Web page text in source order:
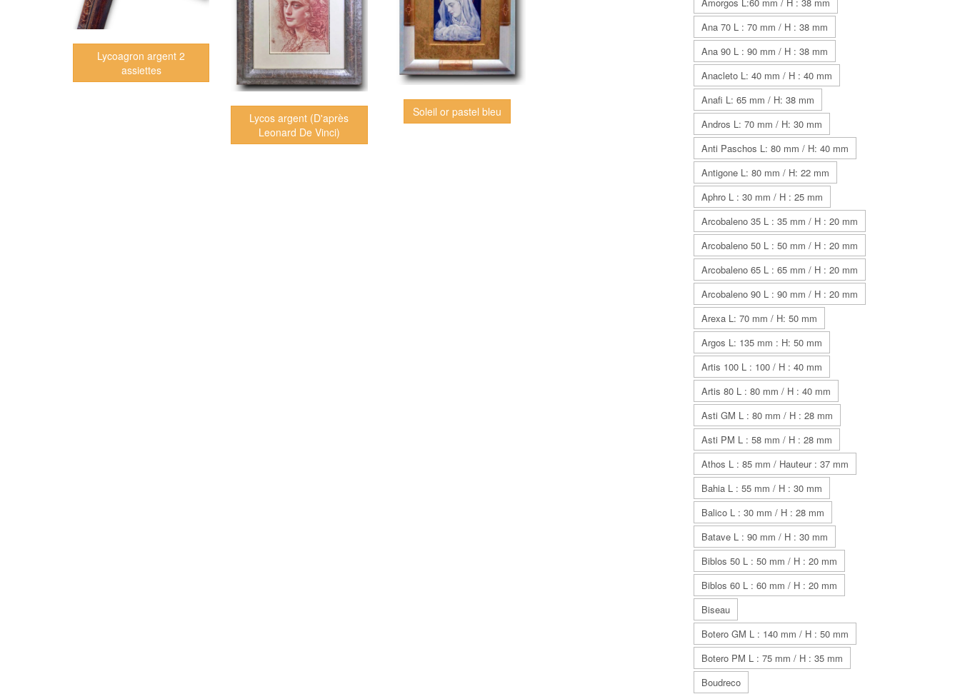
Lycoagron argent 2
assiettes
Lycos argent (D'après
Leonard De Vinci)
Soleil or pastel bleu
Ana 70 L : 70 mm / H : 38 mm
Ana 90 L : 90 mm / H : 38 mm
Anacleto L: 40 mm / H : 40 mm
Anafi L: 65 mm / H: 38 mm
Andros L: 70 mm / H: 30 mm
Anti Paschos L: 80 mm / H: 40 mm
Antigone L: 80 mm / H: 22 mm
Aphro L : 30 mm / H : 25 mm
Arcobaleno 35 L : 35 mm / H : 20 mm
Arcobaleno 50 L : 50 mm / H : 20 mm
Arcobaleno 65 L : 65 mm / H : 20 mm
Arcobaleno 90 L : 90 mm / H : 20 mm
Arexa L: 70 mm / H: 50 mm
Argos L: 135 mm : H: 50 mm
Artis 100 L : 100 / H : 40 mm
Artis 80 L : 80 mm / H : 40 mm
Asti GM L : 80 mm / H : 28 mm
Asti PM L : 58 mm / H : 28 mm
Athos L : 85 mm / Hauteur : 37 mm
Bahia L : 55 mm / H : 30 mm
Balico L : 30 mm / H : 28 mm
Batave L : 90 mm / H : 30 mm
Biblos 50 L : 50 mm / H : 20 mm
Biblos 60 L : 60 mm / H : 20 mm
Biseau
Botero GM L : 140 mm / H : 50 mm
Botero PM L : 75 mm / H : 35 mm
Boudreco